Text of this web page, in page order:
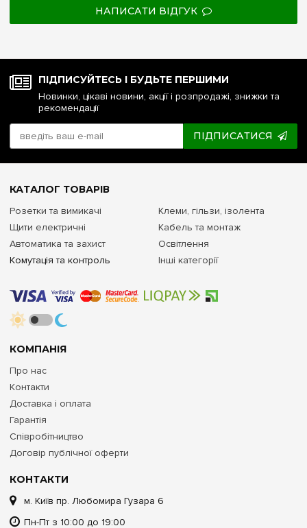
НАПИСАТИ ВІДГУК
ПІДПИСУЙТЕСЬ І БУДЬТЕ ПЕРШИМИ
Новинки, цікаві новини, акції і розпродажі, знижки та
рекомендації
ПІДПИСАТИСЯ
КОНТАКТИ
м. Київ пр. Любомира Гузара 6
Пн-Пт з 10:00 до 19:00
КОМПАНІЯ
Про нас
Контакти
Доставка і оплата
Гарантія
Співробітництво
Договір публічної оферти
КАТАЛОГ ТОВАРІВ
Розетки та вимикачі
Щити електричні
Автоматика та захист
Комутація та контроль
Клеми, гільзи, ізолента
Кабель та монтаж
Освітлення
Інші категорії